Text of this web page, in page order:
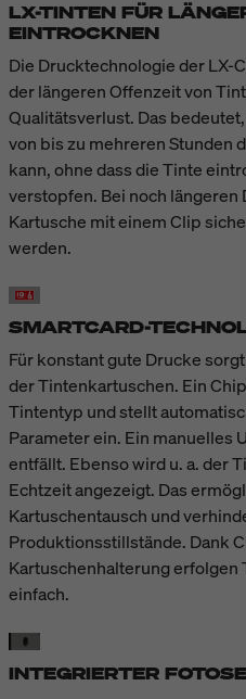
LX-TINTEN FÜR
EINTROCKNEN
Die Drucktechnologie der LX-
der längeren Offenzeit von
Qualitätsverlust. Das
von bis zu mehreren Stunden
kann, ohne dass die Tinte
verstopfen. Bei noch längeren
Kartusche mit einem Clip
werden.
SMARTCARD-
Für konstant gute Drucke
der Tintenkartuschen. Ein
Tintentyp und stellt
Parameter ein. Ein manuelles
entfällt. Ebenso wird u. a. der
Echtzeit angezeigt. Das
Kartuschentausch und
Produktionsstillstände. Dank
Kartuschenhalterung
einfach.
INTEGRIERTER